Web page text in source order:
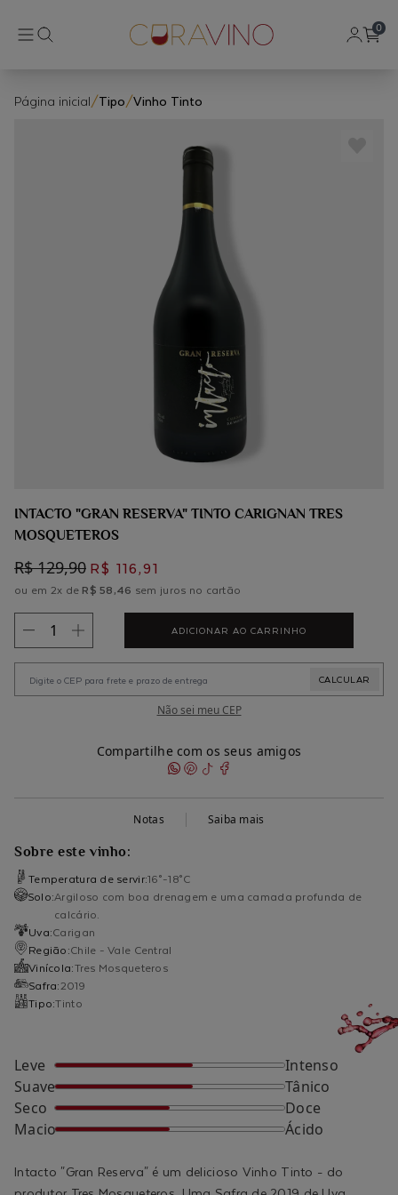
0
Página inicial/Tipo/Vinho Tinto
INTACTO "GRAN RESERVA" TINTO CARIGNAN TRES
MOSQUETEROS
R$ 129,90 R$ 116,91
ou em 2x de R$ 58,46 sem juros no cartão
ADICIONAR AO CARRINHO
Não sei meu CEP
Compartilhe com os seus amigos
Notas Saiba mais
Sobre este vinho:
Temperatura de servir:16°-18°C
Solo:Argiloso com boa drenagem e uma camada profunda de
calcário.
Uva:Carigan
Região:Chile - Vale Central
Vinícola:Tres Mosqueteros
Safra:2019
Tipo:Tinto
Leve
Intenso
Suave
Tânico
Seco
Doce
Macio
Ácido
Intacto "Gran Reserva" é um delicioso Vinho Tinto - do